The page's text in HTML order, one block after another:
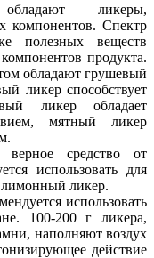
ликеры,
компонентов. Спектр
полезных веществ
продукта.
обладают грушевый
ликер способствует
ликер обладает
мятный ликер
средство от
использовать для
ликер.
использовать
100-200 г ликера,
наполняют воздух
действие